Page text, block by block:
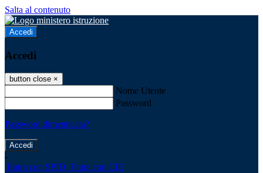
Salta al contenuto
Accedi
Accedi
button close ×
Nome Utente
Password
Password dimenticata?
-
Entra con SPID Entra con CIE